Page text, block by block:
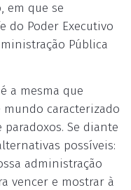
em que se
do Poder Executivo
Pública
a mesma que
mundo caracterizado
Se diante
possíveis:
administração
vencer e mostrar à